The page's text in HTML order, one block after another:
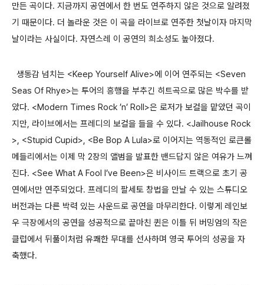
만든 곡이다. 지금까지 공연에서 한 번도 연주하지 않은 것으로 알려졌
기 때문이다. 더 놀라운 것은 이 곡을 라이브로 연주한 첫날이자 마지막
날이라는 사실이다. 자연스레 이 공연의 희소성도 높아졌다.
생동감 넘치는 <Keep Yourself Alive>에 이어 연주되는 <Seven
Seas Of Rhye>는 투어의 흥행을 부추긴 히트곡으로 많은 박수를 받
았다. <Modern Times Rock ’n’ Roll>은 로저가 보컬을 맡았던 곡이
지만, 라이브에서는 프레디의 보컬을 들을 수 있다. <Jailhouse Rock
>, <Stupid Cupid>, <Be Bop A Lula>로 이어지는 역동적인 로큰롤
메들리에서는 이제 막 2장의 앨범을 발표한 밴드답지 않은 여유가 느껴
진다. <See What A Fool I’ve Been>은 비사이드 트랙으로 초기 공
연에서만 연주되었다. 프레디의 팔세토 창법을 만날 수 있는 스튜디오
버전과는 다른 박력 있는 사운드로 공연을 마무리한다. 이렇게 레인보
우 극장에서의 공연을 성공적으로 끝마친 퀸은 이틀 뒤 버밍엄의 작은
클럽에서 뒤풀이처럼 유쾌한 무대를 선사하며 영국 투어의 성공을 자
축했다.